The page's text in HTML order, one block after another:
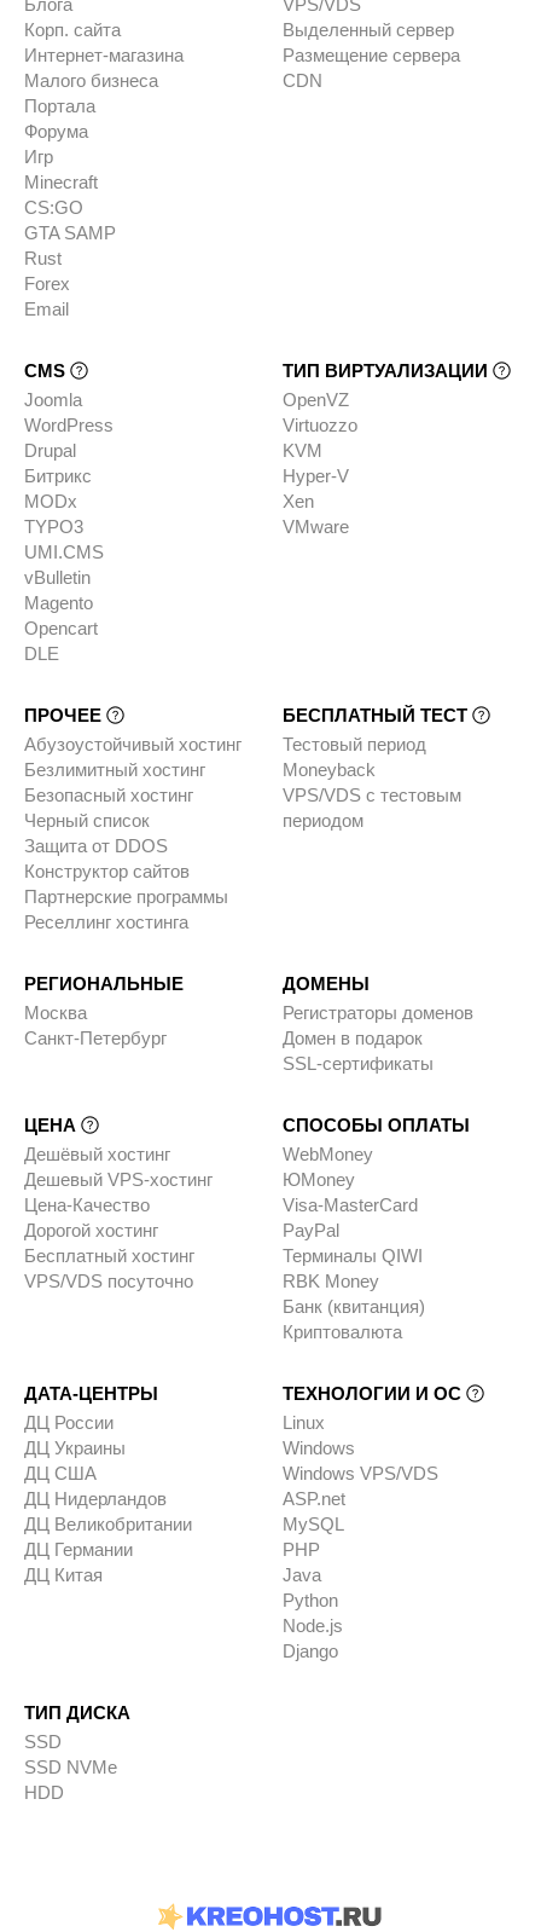
Блога
Корп. сайта
Интернет-магазина
Малого бизнеса
Портала
Форума
Игр
Minecraft
CS:GO
GTA SAMP
Rust
Forex
Email
VPS/VDS
Выделенный сервер
Размещение сервера
CDN
CMS
Joomla
WordPress
Drupal
Битрикс
MODx
TYPO3
UMI.CMS
vBulletin
Magento
Opencart
DLE
ТИП ВИРТУАЛИЗАЦИИ
OpenVZ
Virtuozzo
KVM
Hyper-V
Xen
VMware
ПРОЧЕЕ
Абузоустойчивый хостинг
Безлимитный хостинг
Безопасный хостинг
Черный список
Защита от DDOS
Конструктор сайтов
Партнерские программы
Реселлинг хостинга
БЕСПЛАТНЫЙ ТЕСТ
Тестовый период
Moneyback
VPS/VDS с тестовым
периодом
РЕГИОНАЛЬНЫЕ
Москва
Санкт-Петербург
ДОМЕНЫ
Регистраторы доменов
Домен в подарок
SSL-сертификаты
ЦЕНА
Дешёвый хостинг
Дешевый VPS-хостинг
Цена-Качество
Дорогой хостинг
Бесплатный хостинг
VPS/VDS посуточно
СПОСОБЫ ОПЛАТЫ
WebMoney
ЮMoney
Visa-MasterCard
PayPal
Терминалы QIWI
RBK Money
Банк (квитанция)
Криптовалюта
ДАТА-ЦЕНТРЫ
ДЦ России
ДЦ Украины
ДЦ США
ДЦ Нидерландов
ДЦ Великобритании
ДЦ Германии
ДЦ Китая
ТЕХНОЛОГИИ И ОС
Linux
Windows
Windows VPS/VDS
ASP.net
MySQL
PHP
Java
Python
Node.js
Django
ТИП ДИСКА
SSD
SSD NVMe
HDD